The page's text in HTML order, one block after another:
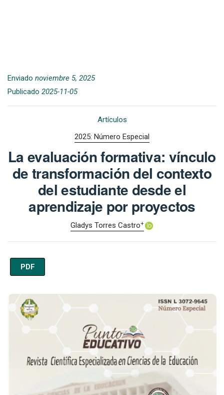
Enviado noviembre 5, 2025
Publicado 2025-11-05
Artículos
2025: Número Especial
La evaluación formativa: vínculo
de transformación del contexto
del estudiante desde el
aprendizaje por proyectos
Gladys Torres Castro+
PDF
Imagen de portada